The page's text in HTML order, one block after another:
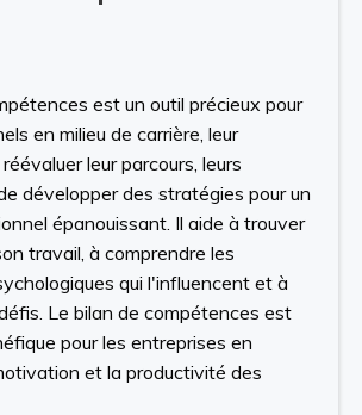
est un outil précieux pour
en milieu de carrière, leur
leur parcours, leurs
développer des stratégies pour un
épanouissant. Il aide à trouver
travail, à comprendre les
qui l'influencent et à
Le bilan de compétences est
pour les entreprises en
et la productivité des